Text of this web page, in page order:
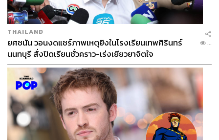
THAILAND
ยศชนัน วอนงดแชร์ภาพเหตุยิงในโรงเรียนเทพศิรินทร์
นนทบุรี สั่งปิดเรียนชั่วคราว-เร่งเยียวยาจิตใจ
...